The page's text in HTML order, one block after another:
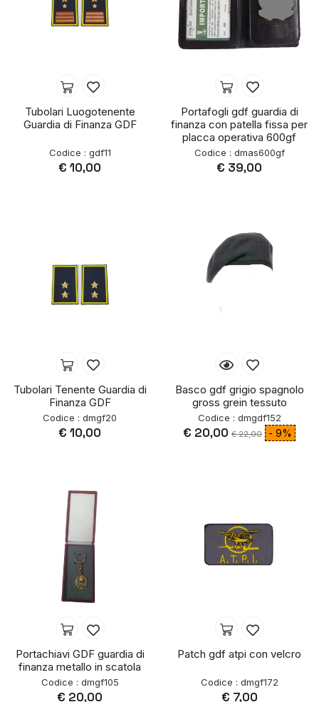
Tubolari Luogotenente
Guardia di Finanza GDF
Codice : gdf11
€ 10,00
Portafogli gdf guardia di
finanza con patella fissa per
placca operativa 600gf
Codice : dmas600gf
€ 39,00
Tubolari Tenente Guardia di
Finanza GDF
Codice : dmgf20
€ 10,00
Basco gdf grigio spagnolo
gross grein tessuto
Codice : dmgdf152
€ 20,00 € 22,00 - 9%
Portachiavi GDF guardia di
finanza metallo in scatola
Codice : dmgf105
€ 20,00
Patch gdf atpi con velcro
Codice : dmgf172
€ 7,00